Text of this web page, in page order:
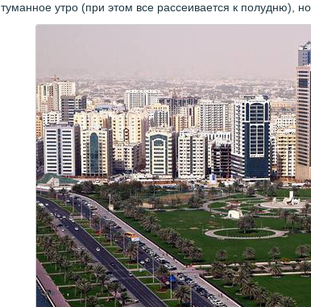
туманное утро (при этом все рассеивается к полудню),